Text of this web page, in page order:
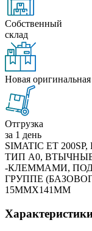
Собственный
склад
Новая
Отгрузка
за 1 день
SIMATIC ET
ТИП A0,
-КЛЕММАМИ,
ГРУППЕ
15MMX141MM